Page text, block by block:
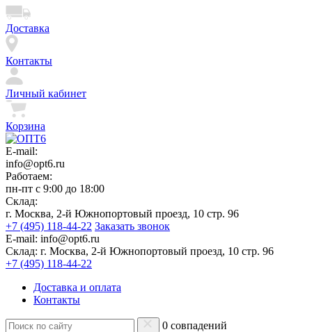
Доставка
Контакты
Личный кабинет
Корзина
E-mail:
info@opt6.ru
Работаем:
пн-пт с 9:00 до 18:00
Склад:
г. Москва, 2-й Южнопортовый проезд, 10 стр. 96
+7 (495) 118-44-22 Заказать звонок
E-mail: info@opt6.ru
Склад: г. Москва, 2-й Южнопортовый проезд, 10 стр. 96
+7 (495) 118-44-22
Доставка и оплата
Контакты
0 совпадений